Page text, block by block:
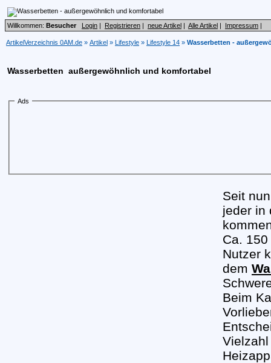
Willkommen: Besucher Login | Registrieren | neue Artikel | Alle Artikel | Impressum |
ArtikelVerzeichnis 0AM.de » Artikel » Lifestyle » Lifestyle 14 » Wasserbetten -
Wasserbetten  außergewöhnlich und komfortabel
Ads
Seit
jeder in
Ca.
Nutzer
dem
Beim